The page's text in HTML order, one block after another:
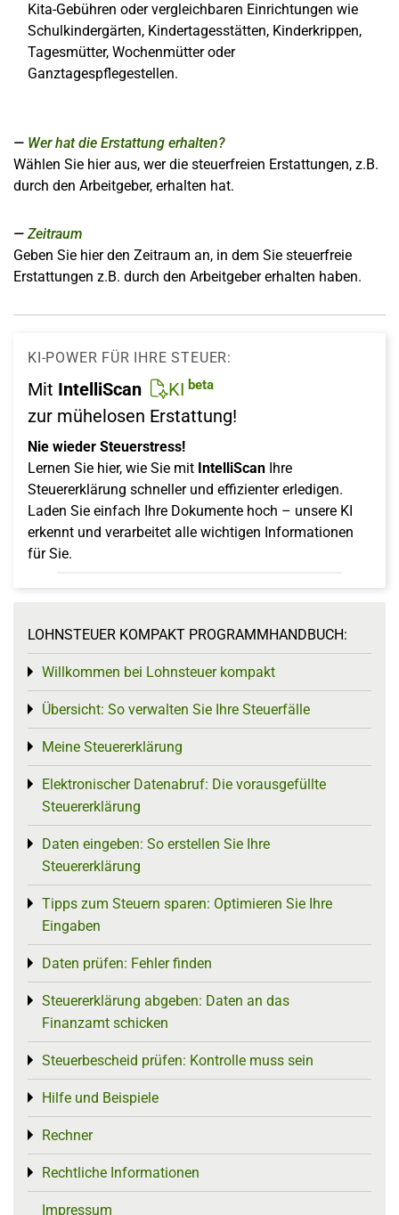
Kita-Gebühren oder vergleichbaren Einrichtungen wie
Schulkindergärten, Kindertagesstätten, Kinderkrippen,
Tagesmütter, Wochenmütter oder
Ganztagespflegestellen.
Wer hat die Erstattung erhalten?
Wählen Sie hier aus, wer die steuerfreien Erstattungen, z.B.
durch den Arbeitgeber, erhalten hat.
Zeitraum
Geben Sie hier den Zeitraum an, in dem Sie steuerfreie
Erstattungen z.B. durch den Arbeitgeber erhalten haben.
KI-POWER FÜR IHRE STEUER:
Mit IntelliScan KI beta
zur mühelosen Erstattung!
Nie wieder Steuerstress!
Lernen Sie hier, wie Sie mit IntelliScan Ihre
Steuererklärung schneller und effizienter erledigen.
Laden Sie einfach Ihre Dokumente hoch – unsere KI
erkennt und verarbeitet alle wichtigen Informationen
für Sie.
LOHNSTEUER KOMPAKT PROGRAMMHANDBUCH:
Willkommen bei Lohnsteuer kompakt
Toggle menu
Übersicht: So verwalten Sie Ihre Steuerfälle
Toggle menu
Meine Steuererklärung
Toggle menu
Elektronischer Datenabruf: Die vorausgefüllte
Steuererklärung
Toggle menu
Daten eingeben: So erstellen Sie Ihre
Steuererklärung
Toggle menu
Tipps zum Steuern sparen: Optimieren Sie Ihre
Eingaben
Toggle menu
Daten prüfen: Fehler finden
Toggle menu
Steuererklärung abgeben: Daten an das
Finanzamt schicken
Toggle menu
Steuerbescheid prüfen: Kontrolle muss sein
Toggle menu
Hilfe und Beispiele
Toggle menu
Rechner
Toggle menu
Rechtliche Informationen
Toggle menu
Impressum